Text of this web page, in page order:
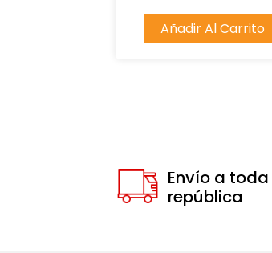
Añadir Al Carrito
Envío a
república